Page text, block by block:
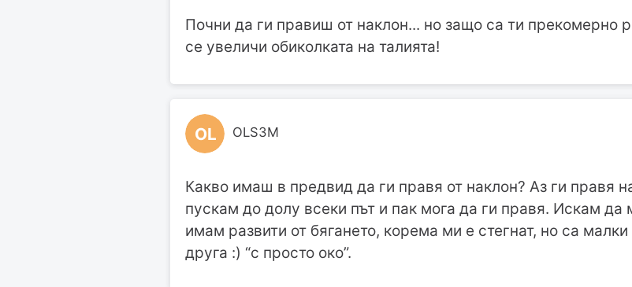
Почни да ги правиш от наклон... но защо са ти прекомерно
се увеличи обиколката на талията!
OL OLS3M
Какво имаш в предвид да ги правя от наклон? Аз ги правя
пускам до долу всеки път и пак мога да ги правя. Искам да
имам развити от бягането, корема ми е стегнат, но са
друга :) “с просто око”.